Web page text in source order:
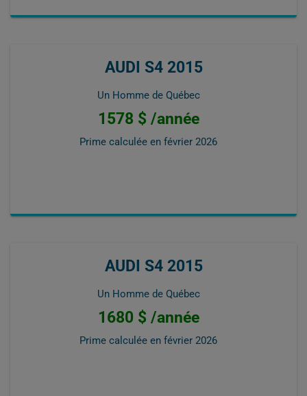
AUDI S4 2015
Un Homme de Québec
1578 $ /année
Prime calculée en février 2026
AUDI S4 2015
Un Homme de Québec
1680 $ /année
Prime calculée en février 2026